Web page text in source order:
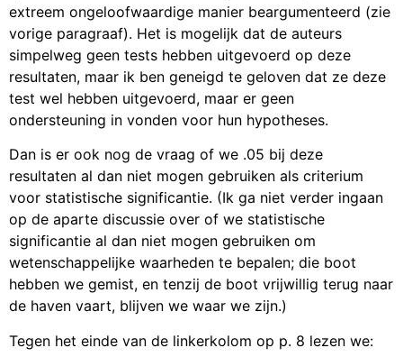
extreem ongeloofwaardige manier beargumenteerd (zie
vorige paragraaf). Het is mogelijk dat de auteurs
simpelweg geen tests hebben uitgevoerd op deze
resultaten, maar ik ben geneigd te geloven dat ze deze
test wel hebben uitgevoerd, maar er geen
ondersteuning in vonden voor hun hypotheses.
Dan is er ook nog de vraag of we .05 bij deze
resultaten al dan niet mogen gebruiken als criterium
voor statistische significantie. (Ik ga niet verder ingaan
op de aparte discussie over of we statistische
significantie al dan niet mogen gebruiken om
wetenschappelijke waarheden te bepalen; die boot
hebben we gemist, en tenzij de boot vrijwillig terug naar
de haven vaart, blijven we waar we zijn.)
Tegen het einde van de linkerkolom op p. 8 lezen we: